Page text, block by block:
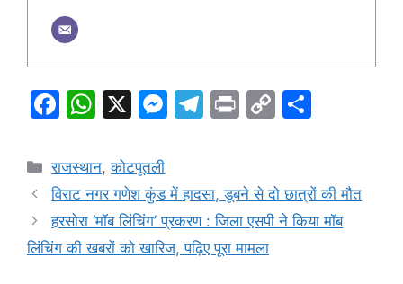
F
c
e
b
o
W
at
s
A
p
X
M
s
e
n
T
gr
a
m
Pr C
y
Li
e
Categories
राजस्थान,कोटपूतली
विराट नगर गणेश कुंड में हादसा, डूबने से दो छात्रों की मौत
हरसोरा ‘मॉब लिंचिंग’ प्रकरण : जिला एसपी ने किया मॉब
लिंचिंग की खबरों को खारिज, पढ़िए पूरा मामला